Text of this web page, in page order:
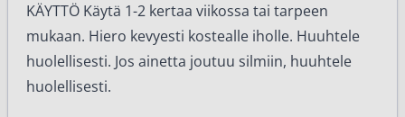
KÄYTTÖ Käytä 1-2 kertaa viikossa tai tarpeen
mukaan. Hiero kevyesti kostealle iholle. Huuhtele
huolellisesti. Jos ainetta joutuu silmiin, huuhtele
huolellisesti.